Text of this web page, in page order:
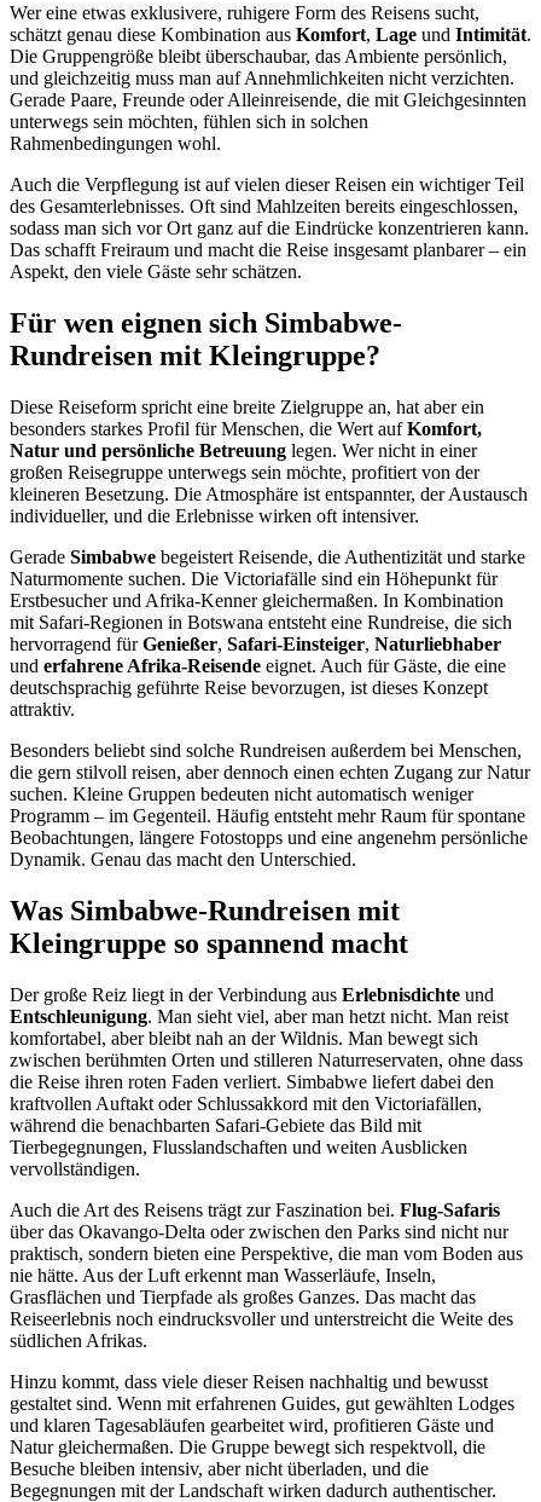
Wer eine etwas exklusivere, ruhigere Form des Reisens sucht,
schätzt genau diese Kombination aus Komfort, Lage und Intimität.
Die Gruppengröße bleibt überschaubar, das Ambiente persönlich,
und gleichzeitig muss man auf Annehmlichkeiten nicht verzichten.
Gerade Paare, Freunde oder Alleinreisende, die mit Gleichgesinnten
unterwegs sein möchten, fühlen sich in solchen
Rahmenbedingungen wohl.
Auch die Verpflegung ist auf vielen dieser Reisen ein wichtiger Teil
des Gesamterlebnisses. Oft sind Mahlzeiten bereits eingeschlossen,
sodass man sich vor Ort ganz auf die Eindrücke konzentrieren kann.
Das schafft Freiraum und macht die Reise insgesamt planbarer – ein
Aspekt, den viele Gäste sehr schätzen.
Für wen eignen sich Simbabwe-
Rundreisen mit Kleingruppe?
Diese Reiseform spricht eine breite Zielgruppe an, hat aber ein
besonders starkes Profil für Menschen, die Wert aufKomfort,
Natur und persönliche Betreuung legen. Wer nicht in einer
großen Reisegruppe unterwegs sein möchte, profitiert von der
kleineren Besetzung. Die Atmosphäre ist entspannter, der Austausch
individueller, und die Erlebnisse wirken oft intensiver.
Gerade Simbabwe begeistert Reisende, die Authentizität und starke
Naturmomente suchen. Die Victoriafälle sind ein Höhepunkt für
Erstbesucher und Afrika-Kenner gleichermaßen. In Kombination
mit Safari-Regionen in Botswana entsteht eine Rundreise, die sich
hervorragend fürGenießer, Safari-Einsteiger, Naturliebhaber
und erfahrene Afrika-Reisende eignet. Auch für Gäste, die eine
deutschsprachig geführte Reise bevorzugen, ist dieses Konzept
attraktiv.
Besonders beliebt sind solche Rundreisen außerdem bei Menschen,
die gern stilvoll reisen, aber dennoch einen echten Zugang zur Natur
suchen. Kleine Gruppen bedeuten nicht automatisch weniger
Programm – im Gegenteil. Häufig entsteht mehr Raum für spontane
Beobachtungen, längere Fotostopps und eine angenehm persönliche
Dynamik. Genau das macht den Unterschied.
Was Simbabwe-Rundreisen mit
Kleingruppe so spannend macht
Der große Reiz liegt in der Verbindung aus Erlebnisdichte und
Entschleunigung. Man sieht viel, aber man hetzt nicht. Man reist
komfortabel, aber bleibt nah an der Wildnis. Man bewegt sich
zwischen berühmten Orten und stilleren Naturreservaten, ohne dass
die Reise ihren roten Faden verliert. Simbabwe liefert dabei den
kraftvollen Auftakt oder Schlussakkord mit den Victoriafällen,
während die benachbarten Safari-Gebiete das Bild mit
Tierbegegnungen, Flusslandschaften und weiten Ausblicken
vervollständigen.
Auch die Art des Reisens trägt zur Faszination bei. Flug-Safaris
über das Okavango-Delta oder zwischen den Parks sind nicht nur
praktisch, sondern bieten eine Perspektive, die man vom Boden aus
nie hätte. Aus der Luft erkennt man Wasserläufe, Inseln,
Grasflächen und Tierpfade als großes Ganzes. Das macht das
Reiseerlebnis noch eindrucksvoller und unterstreicht die Weite des
südlichen Afrikas.
Hinzu kommt, dass viele dieser Reisen nachhaltig und bewusst
gestaltet sind. Wenn mit erfahrenen Guides, gut gewählten Lodges
und klaren Tagesabläufen gearbeitet wird, profitieren Gäste und
Natur gleichermaßen. Die Gruppe bewegt sich respektvoll, die
Besuche bleiben intensiv, aber nicht überladen, und die
Begegnungen mit der Landschaft wirken dadurch authentischer.